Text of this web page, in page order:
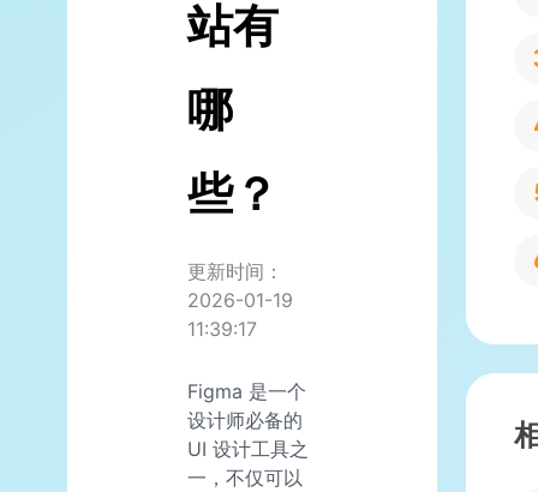
站有
哪
些？
更新时间：
2026-01-19
11:39:17
Figma 是一个
设计师必备的
UI 设计工具之
一，不仅可以